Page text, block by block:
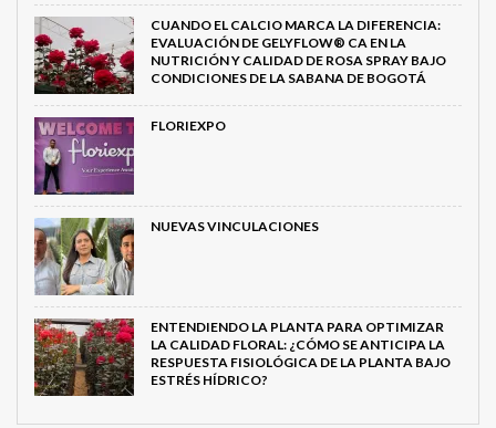
CUANDO EL CALCIO MARCA LA DIFERENCIA:
EVALUACIÓN DE GELYFLOW® CA EN LA
NUTRICIÓN Y CALIDAD DE ROSA SPRAY BAJO
CONDICIONES DE LA SABANA DE BOGOTÁ
FLORIEXPO
NUEVAS VINCULACIONES
ENTENDIENDO LA PLANTA PARA OPTIMIZAR
LA CALIDAD FLORAL: ¿CÓMO SE ANTICIPA LA
RESPUESTA FISIOLÓGICA DE LA PLANTA BAJO
ESTRÉS HÍDRICO?